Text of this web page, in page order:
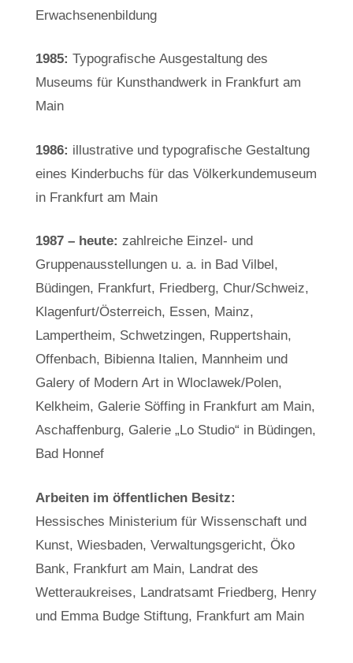
Erwachsenenbildung
1985: Typografische Ausgestaltung des
Museums für Kunsthandwerk in Frankfurt am
Main
1986: illustrative und typografische Gestaltung
eines Kinderbuchs für das Völkerkundemuseum
in Frankfurt am Main
1987 – heute: zahlreiche Einzel- und
Gruppenausstellungen u. a. in Bad Vilbel,
Büdingen, Frankfurt, Friedberg, Chur/Schweiz,
Klagenfurt/Österreich, Essen, Mainz,
Lampertheim, Schwetzingen, Ruppertshain,
Offenbach, Bibienna Italien, Mannheim und
Galery of Modern Art in Wloclawek/Polen,
Kelkheim, Galerie Söffing in Frankfurt am Main,
Aschaffenburg, Galerie „Lo Studio“ in Büdingen,
Bad Honnef
Arbeiten im öffentlichen Besitz:
Hessisches Ministerium für Wissenschaft und
Kunst, Wiesbaden, Verwaltungsgericht, Öko
Bank, Frankfurt am Main, Landrat des
Wetteraukreises, Landratsamt Friedberg, Henry
und Emma Budge Stiftung, Frankfurt am Main